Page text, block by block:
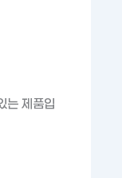
는 제품입